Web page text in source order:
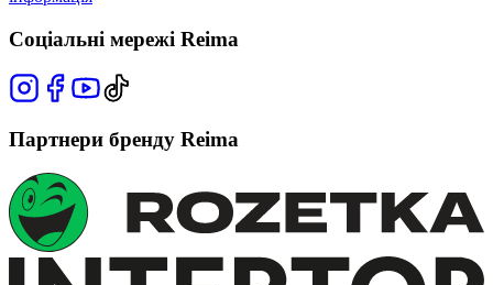
Соціальні мережі Reima
Партнери бренду Reima